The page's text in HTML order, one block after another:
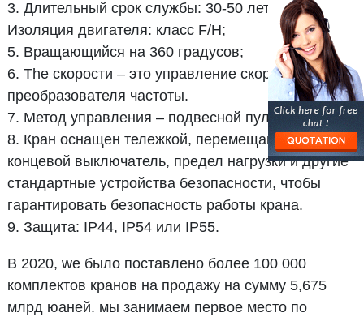
3. Длительный срок службы: 30-50 лет;
Изоляция двигателя: класс F/H;
5. Вращающийся на 360 градусов;
6. The скорости – это управление скоростью
преобразователя частоты.
7. Метод управления – подвесной пульт.
8. Кран оснащен тележкой, перемещающей
концевой выключатель, предел нагрузки и другие
стандартные устройства безопасности, чтобы
гарантировать безопасность работы крана.
9. Защита: IP44, IP54 или IP55.
В 2020, we было поставлено более 100 000
комплектов кранов на продажу на сумму 5,675
млрд юаней. мы занимаем первое место по